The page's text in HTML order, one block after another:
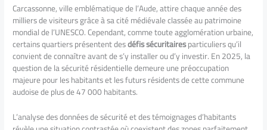
Carcassonne, ville emblématique de l’Aude, attire chaque année des
milliers de visiteurs grâce à sa cité médiévale classée au patrimoine
mondial de l’UNESCO. Cependant, comme toute agglomération urbaine,
certains quartiers présentent desdéfis sécuritairesparticuliers qu’il
convient de connaître avant de s’y installer ou d’y investir. En 2025, la
question de la sécurité résidentielle demeure une préoccupation
majeure pour les habitants et les futurs résidents de cette commune
audoise de plus de 47 000 habitants.
L’analyse des données de sécurité et des témoignages d’habitants